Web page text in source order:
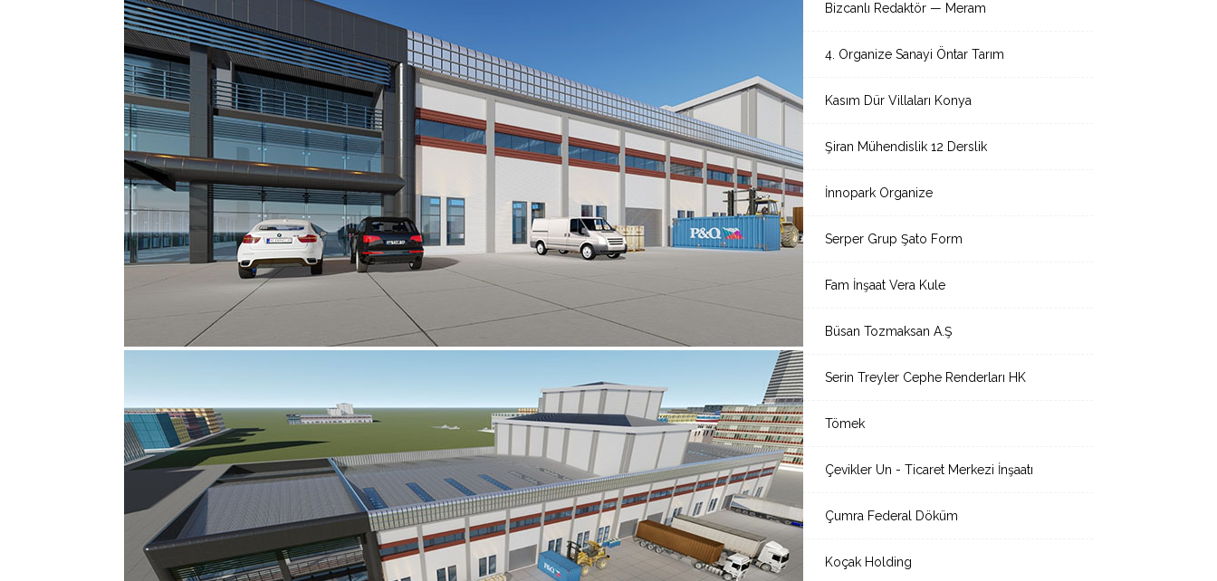
Bizcanlı Redaktör — Meram
4. Organize Sanayi Öntar Tarım
Kasım Dür Villaları Konya
Şiran Mühendislik 12 Derslik
İnnopark Organize
Serper Grup Şato Form
Fam İnşaat Vera Kule
Büsan Tozmaksan A.Ş
Serin Treyler Cephe Renderları HK
Tömek
Çevikler Un - Ticaret Merkezi İnşaatı
Çumra Federal Döküm
Koçak Holding